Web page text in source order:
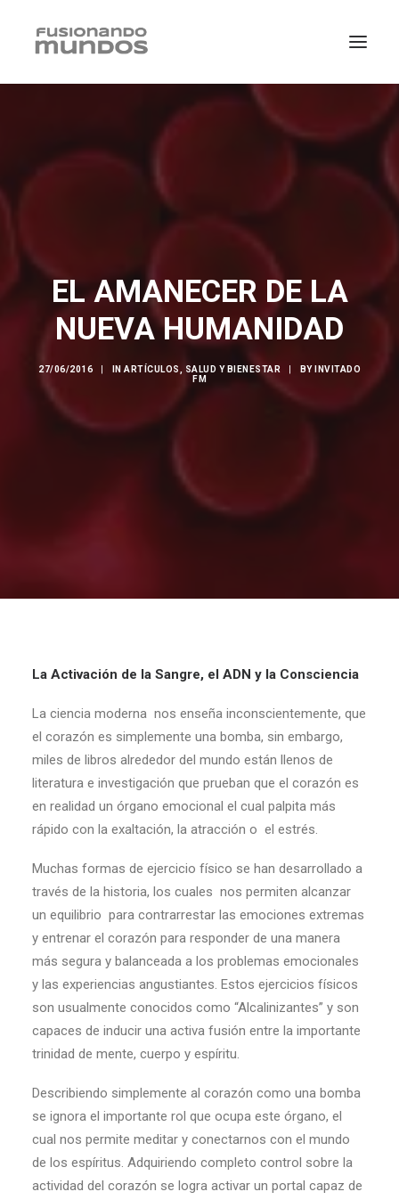
SEARCH
CART
EL AMANECER DE LA
NUEVA HUMANIDAD
27/06/2016 IN ARTÍCULOS SALUD Y BIENESTAR BY
INVITADO
FM
La Activación de la Sangre, el ADN y la Consciencia
La ciencia moderna nos enseña inconscientemente, que
el corazón es simplemente una bomba, sin embargo,
miles de libros alrededor del mundo están llenos de
literatura e investigación que prueban que el corazón es
en realidad un órgano emocional el cual palpita más
rápido con la exaltación, la atracción o el estrés.
Muchas formas de ejercicio físico se han desarrollado a
través de la historia, los cuales nos permiten alcanzar
un equilibrio para contrarrestar las emociones extremas
y entrenar el corazón para responder de una manera
más segura y balanceada a los problemas emocionales
y las experiencias angustiantes. Estos ejercicios físicos
son usualmente conocidos como “Alcalinizantes” y son
capaces de inducir una activa fusión entre la importante
trinidad de mente, cuerpo y espíritu.
Describiendo simplemente al corazón como una bomba
se ignora el importante rol que ocupa este órgano, el
cual nos permite meditar y conectarnos con el mundo
de los espíritus. Adquiriendo completo control sobre la
actividad del corazón se logra activar un portal capaz de